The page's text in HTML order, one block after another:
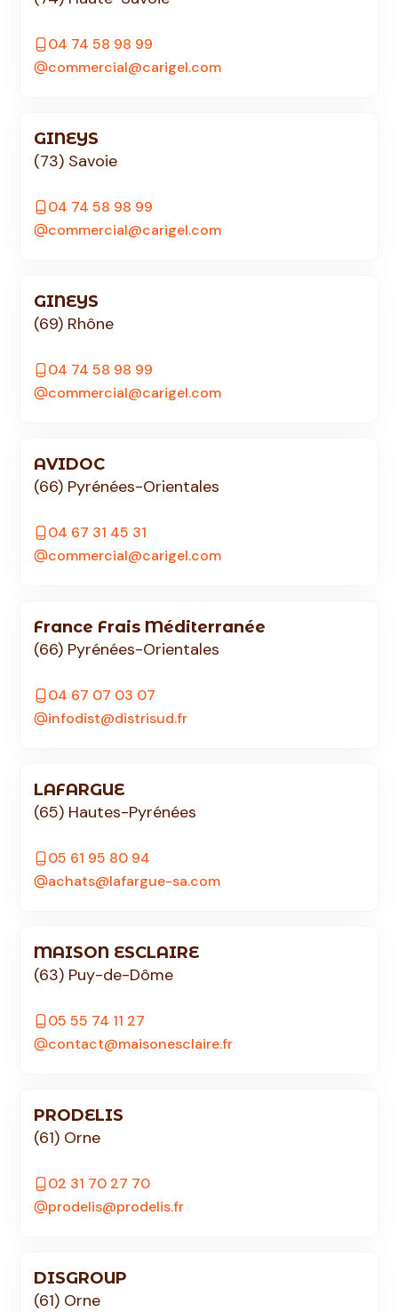
04 74 58 98 99
commercial@carigel.com
GINEYS
(73) Savoie
04 74 58 98 99
commercial@carigel.com
GINEYS
(69) Rhône
04 74 58 98 99
commercial@carigel.com
AVIDOC
(66) Pyrénées-Orientales
04 67 31 45 31
commercial@carigel.com
France Frais Méditerranée
(66) Pyrénées-Orientales
04 67 07 03 07
infodist@distrisud.fr
LAFARGUE
(65) Hautes-Pyrénées
05 61 95 80 94
achats@lafargue-sa.com
MAISON ESCLAIRE
(63) Puy-de-Dôme
05 55 74 11 27
contact@maisonesclaire.fr
PRODELIS
(61) Orne
02 31 70 27 70
prodelis@prodelis.fr
DISGROUP
(61) Orne